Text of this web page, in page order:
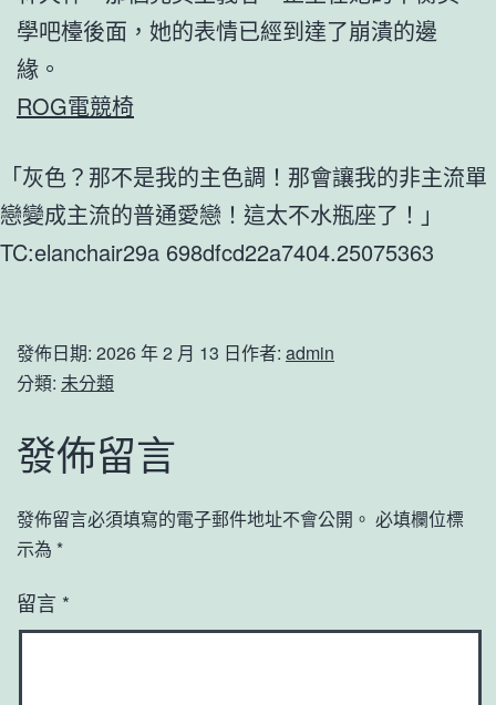
學吧檯後面，她的表情已經到達了崩潰的邊
緣。
ROG電競椅
「灰色？那不是我的主色調！那會讓我的非主流單
戀變成主流的普通愛戀！這太不水瓶座了！」
TC:elanchair29a 698dfcd22a7404.25075363
發佈日期: 2026 年 2 月 13 日作者: admin
分類: 未分類
發佈留言
發佈留言必須填寫的電子郵件地址不會公開。 必填欄位標
示為 *
留言 *